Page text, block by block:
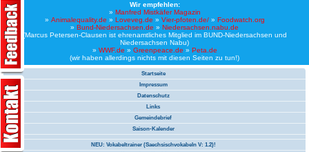
Wir empfehlen:
» Manfred Mistkäfer Magazin
» Animalequality.de » Loveveg.de » Vier-pfoten.de/» Foodwatch.org
» Bund-Niedersachsen.de » Niedersachsen.nabu.de
(Marcus Petersen-Clausen ist ehrenamtliches Mitglied im BUND-Niedersachsen und
Niedersachsen Nabu)
» WWF.de » Greenpeace.de » Peta.de
(wir haben allerdings nichts mit diesen Seiten zu tun!)
Startseite
Impressum
Datenschutz
Links
Gemeindebrief
Saison-Kalender
NEU: Vokabeltrainer (Saechsischvokabeln V: 1.2)!